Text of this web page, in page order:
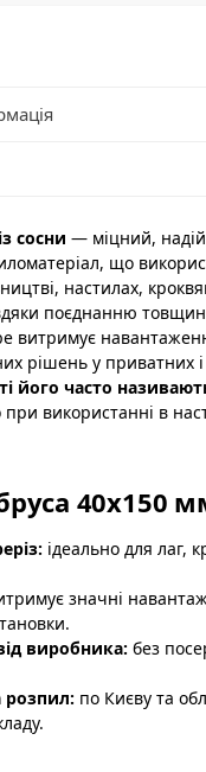
сосни — міцний,
що
настилах,
поєднанню
витримує
рішень у приватних
його часто
використанні в
40х150
ідеально для лаг,
значні
виробника: без
розпил: по Києву та